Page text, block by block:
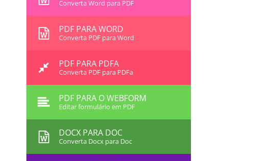
Converta Word para PDF
PDF PARA WORD
Converta PDF para Word
PDF PARA PDFA
Converta PDF para PDFa
PDF PARA O WEBFORM
Editar formulário em PDF
DOCX PARA DOC
Converta Docx para Doc